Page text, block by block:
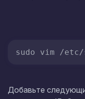
sudo vim /
Добавьте